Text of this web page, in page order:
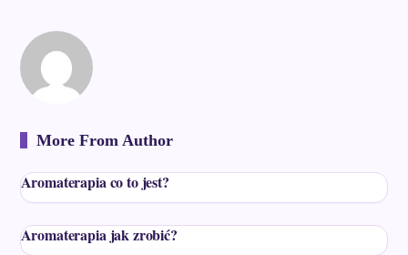
More From Author
Aromaterapia co to jest?
Aromaterapia jak zrobić?